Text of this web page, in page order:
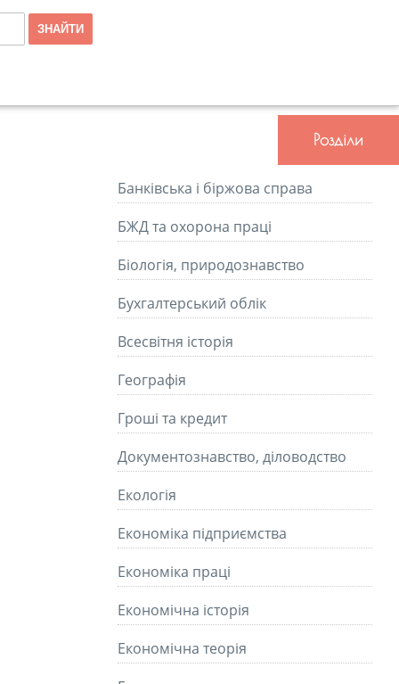
Розділи
Банківська і біржова справа
БЖД та охорона праці
Біологія, природознавство
Бухгалтерський облік
Всесвітня історія
Географія
Гроші та кредит
Документознавство, діловодство
Екологія
Економіка підприємства
Економіка праці
Економічна історія
Економічна теорія